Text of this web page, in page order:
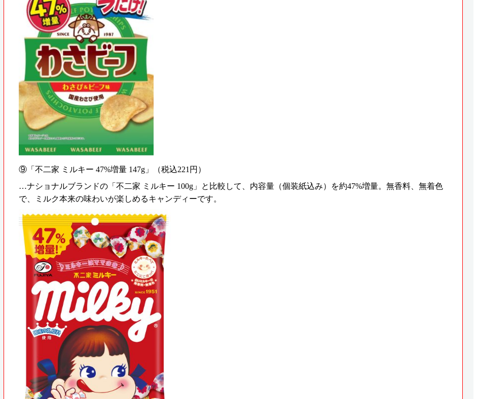
⑨「不二家 ミルキー 47%増量 147g」（税込221円）
…ナショナルブランドの「不二家 ミルキー 100g」と比較して、内容量（個装紙込み）を約47%増量。無香料、無着色
で、ミルク本来の味わいが楽しめるキャンディーです。